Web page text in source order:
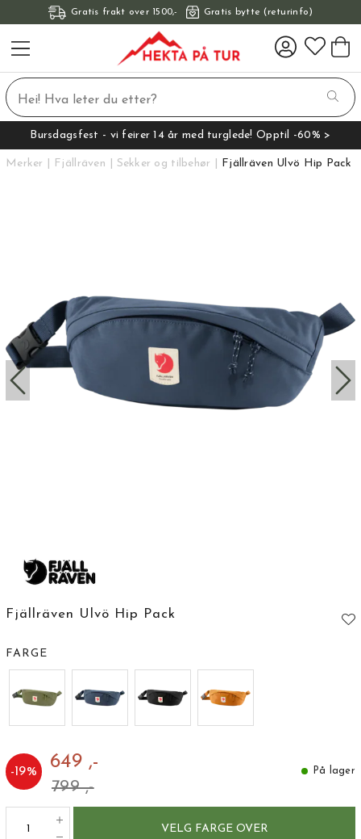
Gratis frakt over 1500,- Gratis bytte (returinfo)
Bursdagsfest - vi feirer 14 år med turglede! Opptil -60% >
Merker Fjällräven Sekker og tilbehør Fjällräven Ulvö Hip Pack
Fjällräven Ulvö Hip Pack
FARGE
-19% 649 ,-
799 ,-
På lager
VELG FARGE OVER